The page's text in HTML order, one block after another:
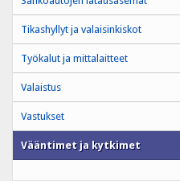
Tikashyllyt ja valaisinkiskot
Työkalut ja mittalaitteet
Valaistus
Vastukset
Vääntimet ja kytkimet